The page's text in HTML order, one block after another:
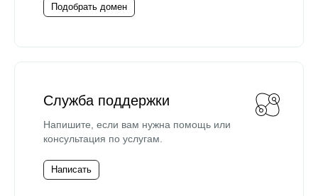
Подобрать домен
Служба поддержки
Напишите, если вам нужна помощь или
консультация по услугам.
Написать